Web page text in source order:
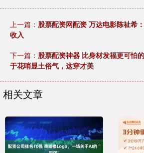
上一篇： 股票配资网配资 万达电影陈祉希
收入
下一篇： 股票配资神器 比身材发福更可怕
于花哨显土俗气，这穿才美
相关文章